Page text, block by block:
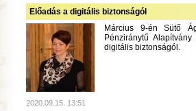
Előadás a digitális biztonságól
Március 9-én Sütő
Pénziránytű
digitális biztonságól.
2020.09.15. 13:51